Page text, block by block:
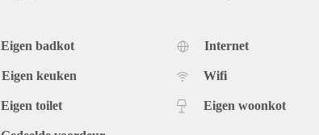
Eigen badkot
Eigen keuken
Eigen toilet
Internet
Wifi
Eigen woonkot